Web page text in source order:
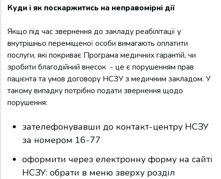
Куди і як поскаржитись на неправомірні дії
Якщо під час звернення до закладу реабілітації у
внутрішньо переміщеної особи вимагають оплатити
послуги, які покриває Програма медичних гарантій, чи
зробити благодійний внесок - це є порушенням прав
пацієнта та умов договору НСЗУ з медичним закладом. У
такому випадку потрібно подати звернення щодо
порушення:
зателефонувавши до контакт-центру НСЗУ
за номером 16-77
оформити через електронну форму на сайті
НСЗУ: обрати в меню зверху розділ